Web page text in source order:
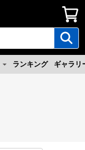
ランキング ギャラリ